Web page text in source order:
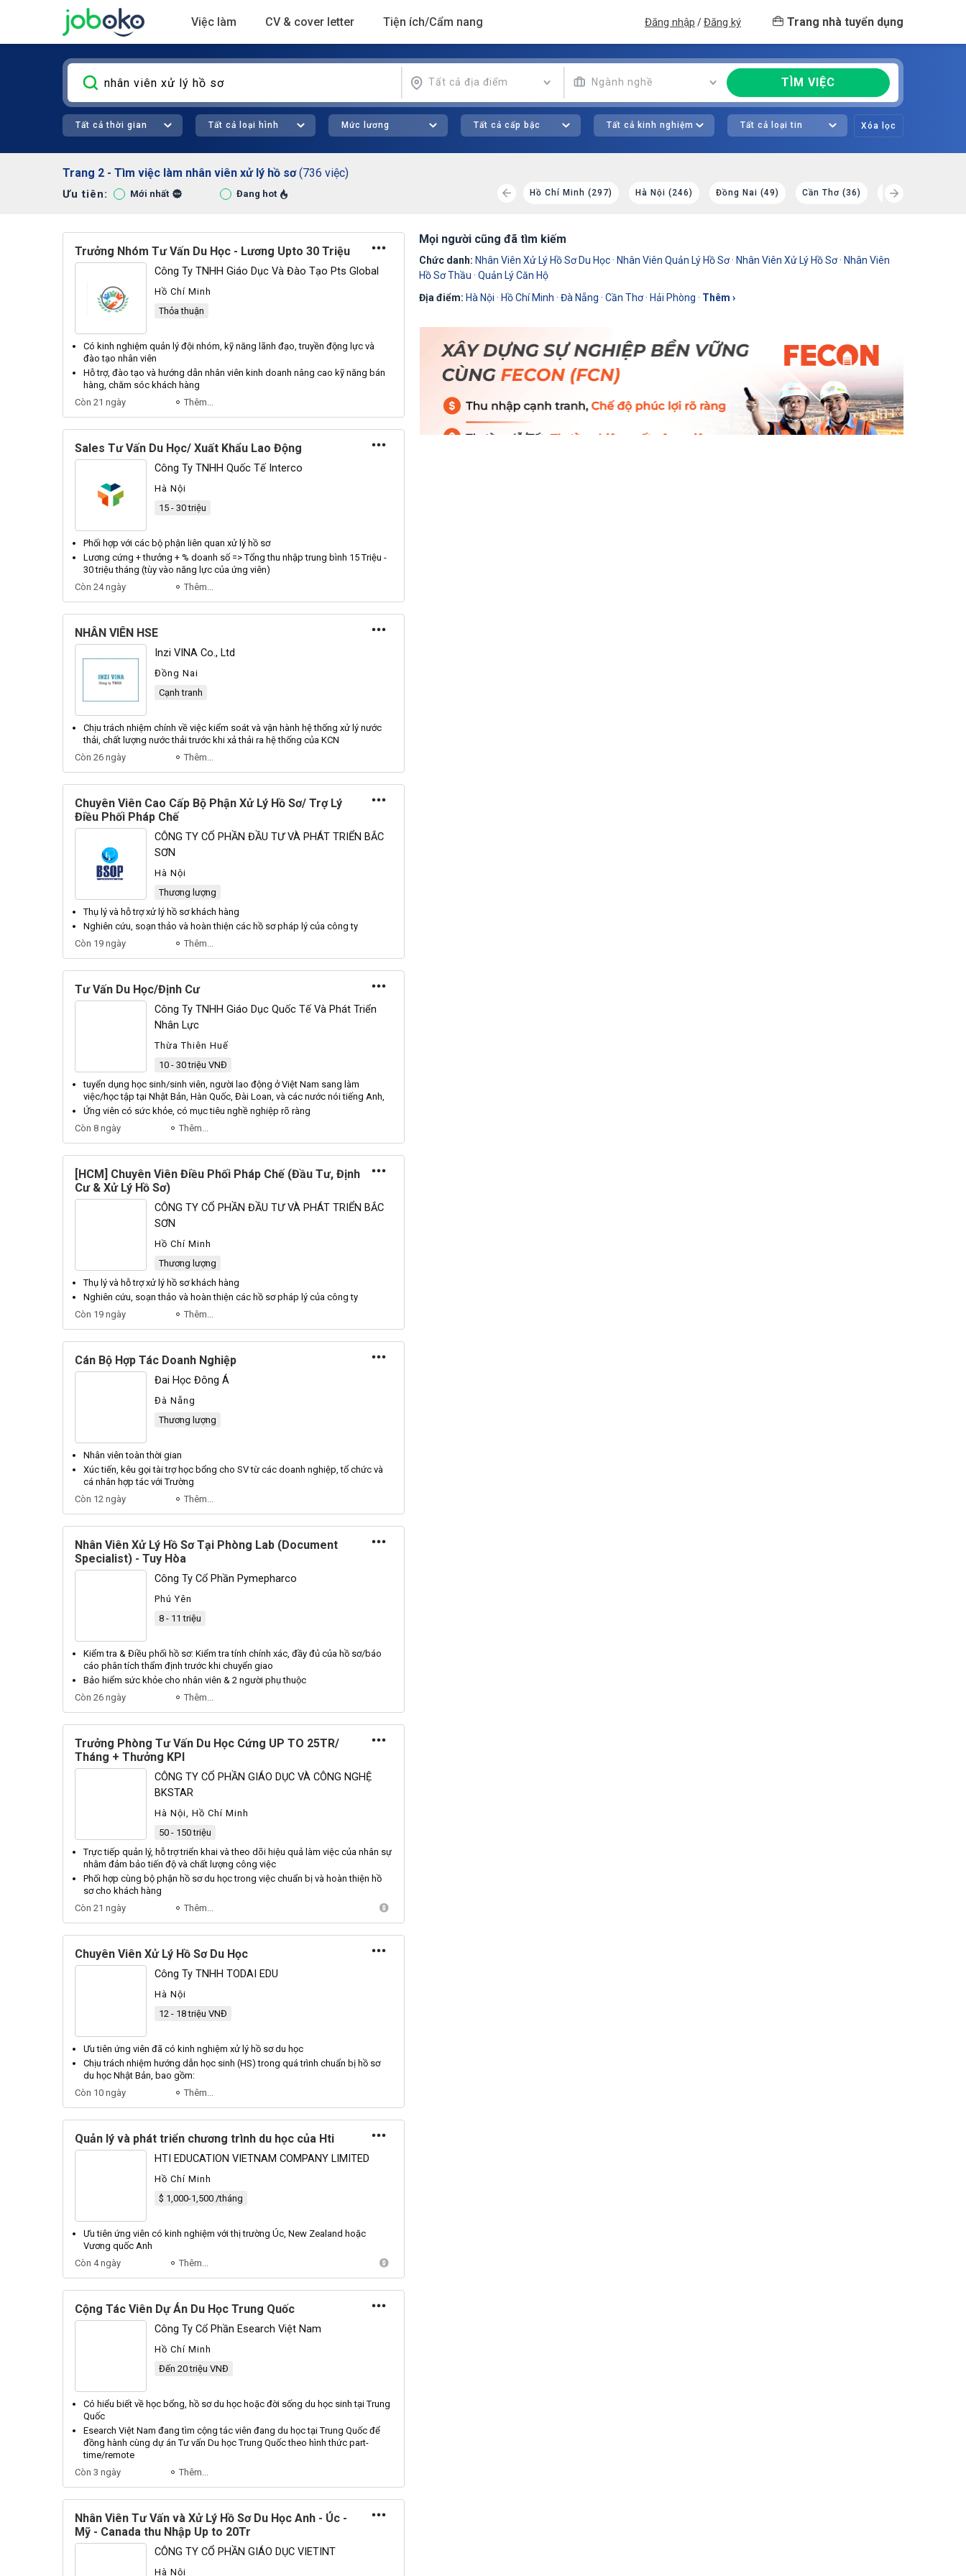
Việc làm CV & cover letter Tiện ích/Cẩm nang Đăng nhập /Đăng ký Trang nhà tuyển dụng
Tất cả địa điểm Ngành nghề TÌM VIỆC
Tất cả thời gian Tất cả loại hình Mức lương Tất cả cấp bậc Tất cả kinh nghiệm Tất cả loại tin Xóa lọc
Trang 2 - Tìm việc làm nhân viên xử lý hồ sơ(736 việc)
Ưu tiên: Mới nhất Đang hot
Hà Nội (246) Đồng Nai (49) Đà Nẵng (30) Hồ Chí Minh (297) Hà Nội (246) Đồng Nai (49) Cần Thơ (36) Đà Nẵng (30)
Trưởng Nhóm Tư Vấn Du Học - Lương Upto 30 Triệu
Công Ty TNHH Giáo Dục Và Đào Tạo Pts Global
Hồ Chí Minh
Thỏa thuận
Có kinh nghiệm quản lý đội nhóm, kỹ năng lãnh đạo, truyền động lực và
đào tạo nhân viên
Hỗ trợ, đào tạo và hướng dẫn nhân viên kinh doanh nâng cao kỹ năng bán
hàng, chăm sóc khách hàng
Còn 21 ngày
Thêm...
Sales Tư Vấn Du Học/ Xuất Khẩu Lao Động
Công Ty TNHH Quốc Tế Interco
Hà Nội
15 - 30 triệu
Phối hợp với các bộ phận liên quan xử lý hồ sơ
Lương cứng + thưởng + % doanh số => Tổng thu nhập trung bình 15 Triệu -
30 triệu tháng (tùy vào năng lực của ứng viên)
Còn 24 ngày
Thêm...
NHÂN VIÊN HSE
Inzi VINA Co., Ltd
Đồng Nai
Cạnh tranh
Chịu trách nhiệm chính về việc kiểm soát và vận hành hệ thống xử lý nước
thải, chất lượng nước thải trước khi xả thải ra hệ thống của KCN
Còn 26 ngày
Thêm...
Chuyên Viên Cao Cấp Bộ Phận Xử Lý Hồ Sơ/ Trợ Lý
Điều Phối Pháp Chế
CÔNG TY CỔ PHẦN ĐẦU TƯ VÀ PHÁT TRIỂN BẮC
SƠN
Hà Nội
Thương lượng
Thụ lý và hỗ trợ xử lý hồ sơ khách hàng
Nghiên cứu, soạn thảo và hoàn thiện các hồ sơpháp lý của công ty
Còn 19 ngày
Thêm...
Tư Vấn Du Học/Định Cư
Công Ty TNHH Giáo Dục Quốc Tế Và Phát Triển
Nhân Lực
Thừa Thiên Huế
10 - 30 triệu VNĐ
tuyển dụng học sinh/sinh viên, người lao động ở Việt Nam sang làm
việc/học tập tại Nhật Bản, Hàn Quốc, Đài Loan, và các nước nói tiếng Anh,
Ứng viên có sức khỏe, có mục tiêu nghề nghiệp rõ ràng
Còn 8 ngày
Thêm...
[HCM] Chuyên Viên Điều Phối Pháp Chế (Đầu Tư, Định
Cư & Xử Lý Hồ Sơ)
CÔNG TY CỔ PHẦN ĐẦU TƯ VÀ PHÁT TRIỂN BẮC
SƠN
Hồ Chí Minh
Thương lượng
Thụ lý và hỗ trợ xử lý hồ sơ khách hàng
Nghiên cứu, soạn thảo và hoàn thiện các hồ sơpháp lý của công ty
Còn 19 ngày
Thêm...
Cán Bộ Hợp Tác Doanh Nghiệp
Đai Học Đông Á
Đà Nẵng
Thương lượng
Nhân viên toàn thời gian
Xúc tiến, kêu gọi tài trợ học bổng cho SV từ các doanh nghiệp, tổ chức và
cá nhân hợp tác với Trường
Còn 12 ngày
Thêm...
Nhân Viên Xử Lý Hồ Sơ Tại Phòng Lab (Document
Specialist) - Tuy Hòa
Công Ty Cổ Phần Pymepharco
Phú Yên
8 - 11 triệu
Kiểm tra & Điều phối hồ sơ: Kiểm tra tính chính xác, đầy đủ của hồ sơ/báo
cáo phân tích thẩm định trước khi chuyển giao
Bảo hiểm sức khỏe cho nhân viên & 2 người phụ thuộc
Còn 26 ngày
Thêm...
Trưởng Phòng Tư Vấn Du Học Cứng UP TO 25TR/
Tháng + Thưởng KPI
CÔNG TY CỔ PHẦN GIÁO DỤC VÀ CÔNG NGHỆ
BKSTAR
Hà Nội, Hồ Chí Minh
50 - 150 triệu
Trực tiếp quản lý, hỗ trợ triển khai và theo dõi hiệu quả làm việc của nhân sự
nhằm đảm bảo tiến độ và chất lượng công việc
Phối hợp cùng bộ phận hồ sơdu học trong việc chuẩn bị và hoàn thiện hồ
sơcho khách hàng
Còn 21 ngày
Thêm...
Chuyên Viên Xử Lý Hồ Sơ Du Học
Công Ty TNHH TODAI EDU
Hà Nội
12 - 18 triệu VNĐ
Ưu tiên ứng viên đã có kinh nghiệm xử lý hồ sơdu học
Chịu trách nhiệm hướng dẫn học sinh (HS) trong quá trình chuẩn bị hồ sơ
du học Nhật Bản, bao gồm:
Còn 10 ngày
Thêm...
Quản lý và phát triển chương trình du học của Hti
HTI EDUCATION VIETNAM COMPANY LIMITED
Hồ Chí Minh
$ 1,000-1,500 /tháng
Ưu tiên ứng viên có kinh nghiệm với thị trường Úc, New Zealand hoặc
Vương quốc Anh
Còn 4 ngày
Thêm...
Cộng Tác Viên Dự Án Du Học Trung Quốc
Công Ty Cổ Phần Esearch Việt Nam
Hồ Chí Minh
Đến 20 triệu VNĐ
Có hiểu biết về học bổng, hồ sơdu học hoặc đời sống du học sinh tại Trung
Quốc
Esearch Việt Nam đang tìm cộng tác viên đang du học tại Trung Quốc để
đồng hành cùng dự án Tư vấn Du học Trung Quốc theo hình thức part-
time/remote
Còn 3 ngày
Thêm...
Nhân Viên Tư Vấn và Xử Lý Hồ Sơ Du Học Anh - Úc -
Mỹ - Canada thu Nhập Up to 20Tr
CÔNG TY CỔ PHẦN GIÁO DỤC VIETINT
Hà Nội
Mọi người cũng đã tìm kiếm
Chức danh: Nhân Viên Xử Lý Hồ Sơ Du Học· Nhân Viên Quản Lý Hồ Sơ· Nhân Viên Xử Lý Hồ Sơ· Nhân Viên
Hồ Sơ Thầu ·Quản Lý Căn Hộ
Địa điểm: Hà Nội · Hồ Chí Minh ·Đà Nẵng ·Cần Thơ· Hải Phòng · Thêm ›